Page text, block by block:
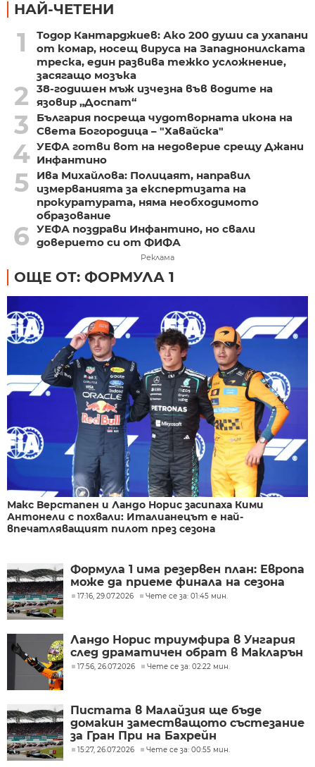
НАЙ-ЧЕТЕНИ
1
Тодор Кантарджиев: Ако 200 души са ухапани
от комар, носещ вируса на Западнонилската
треска, един развива тежко усложнение,
засягащо мозъка
2
38-годишен мъж изчезна във водите на
язовир „Доспат“
3
България посреща чудотворната икона на
Света Богородица – "Хавайска"
4 УЕФА готви вот на недоверие срещу Джани
Инфантино
5
Ива Михайлова: Полицаят, направил
измерванията за експертизата на
прокуратурата, няма необходимото
образование
6 УЕФА поздрави Инфантино, но свали
доверието си от ФИФА
Реклама
ОЩЕ ОТ: ФОРМУЛА 1
Макс Верстапен и Ландо Норис засипаха Кими
Антонели с похвали: Италианецът е най-
впечатляващият пилот през сезона
Формула 1 има резервен план: Европа
може да приеме финала на сезона
17:16, 29.07.2026 Чете се за: 01:45 мин.
Ландо Норис триумфира в Унгария
след драматичен обрат в Макларън
17:56, 26.07.2026 Чете се за: 02:22 мин.
Пистата в Малайзия ще бъде
домакин заместващото състезание
за Гран При на Бахрейн
15:27, 26.07.2026 Чете се за: 00:55 мин.